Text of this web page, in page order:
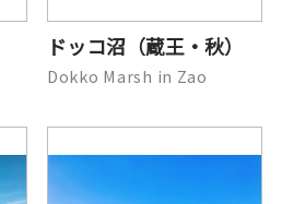
ドッコ沼（蔵王・秋）
Dokko Marsh in Zao